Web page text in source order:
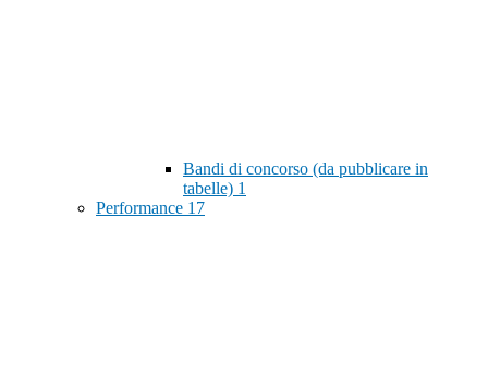
Bandi di concorso (da pubblicare in
tabelle) 1
Performance 17